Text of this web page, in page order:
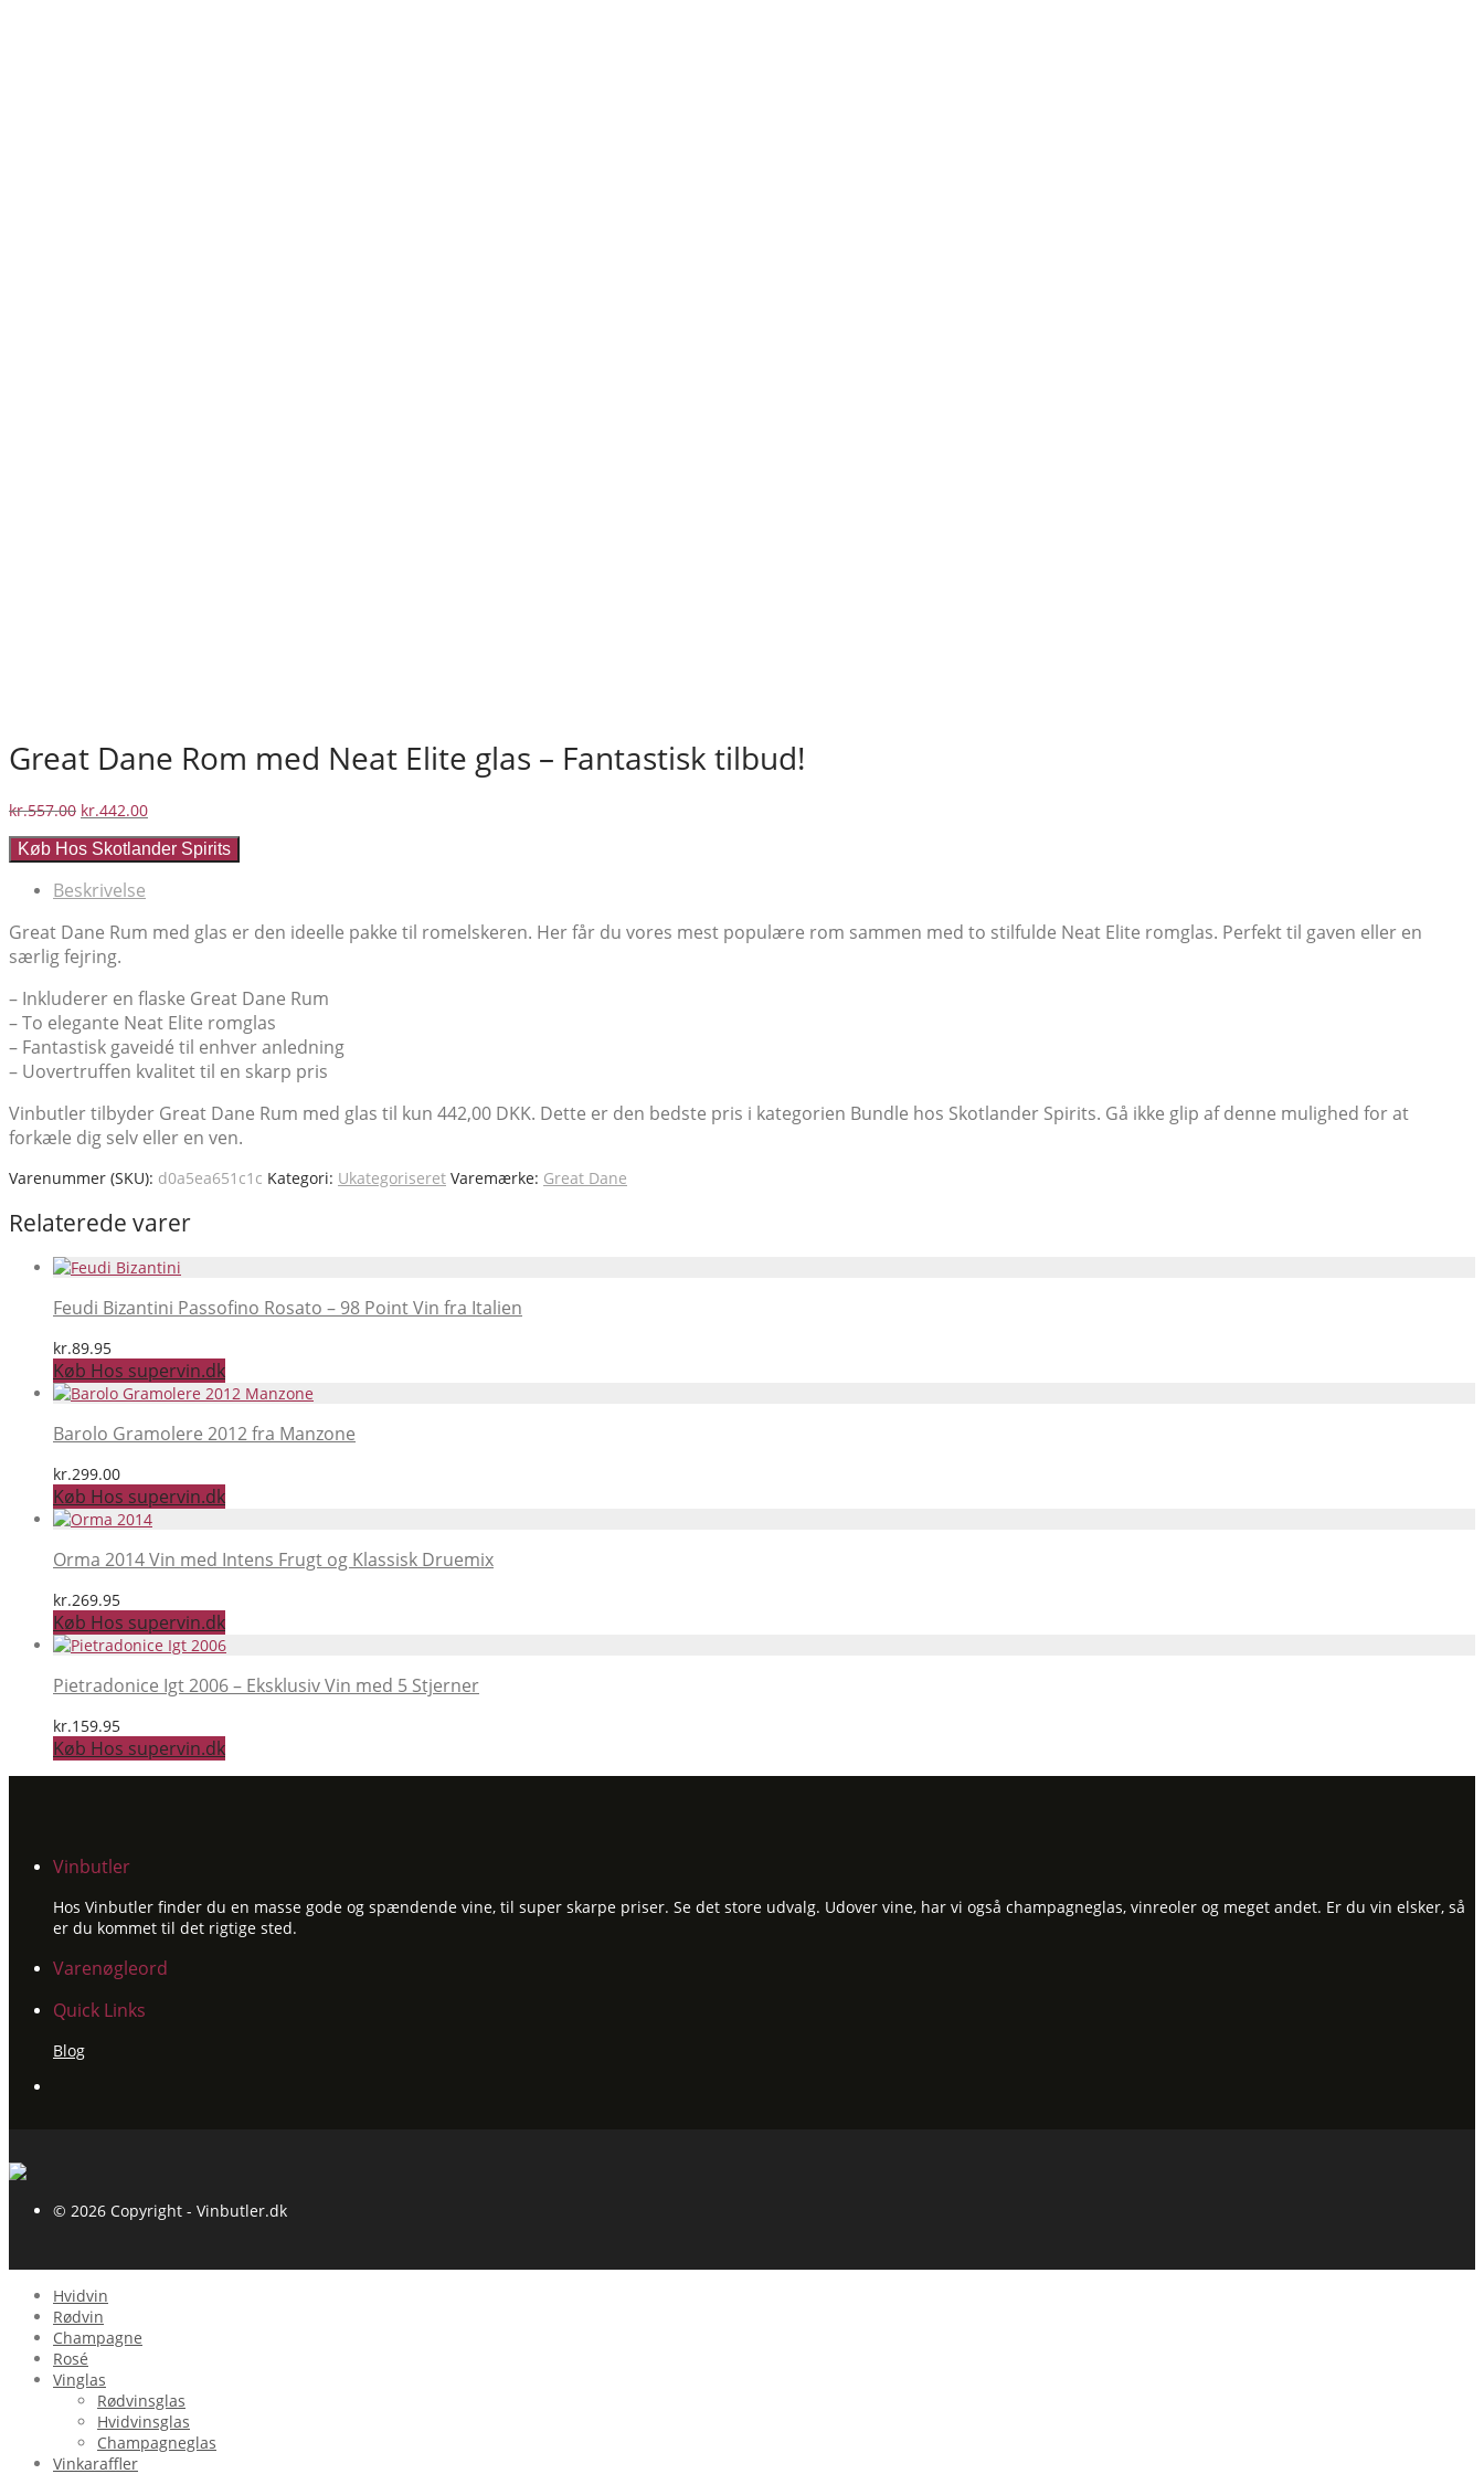
Great Dane Rom med Neat Elite glas – Fantastisk tilbud!
kr.557.00 Den
pris
kr.557.00.
kr.442.00Den
pris
Køb Hos Skotlander Spirits
Beskrivelse
Great Dane Rum med glas er den ideelle pakke til romelskeren. Her får du vores mest populære rom sammen med to stilfulde Neat Elite romglas. Perfekt til gaven eller en
særlig fejring.
– Inkluderer en flaske Great Dane Rum
– To elegante Neat Elite romglas
– Fantastisk gaveidé til enhver anledning
– Uovertruffen kvalitet til en skarp pris
Vinbutler tilbyder Great Dane Rum med glas til kun 442,00 DKK. Dette er den bedste pris i kategorien Bundle hos Skotlander Spirits. Gå ikke glip af denne mulighed for at
forkæle dig selv eller en ven.
Varenummer (SKU): d0a5ea651c1c Kategori: Ukategoriseret Varemærke: Great Dane
Relaterede varer
Feudi Bizantini Passofino Rosato – 98 Point Vin fra Italien
kr.89.95
Køb Hos supervin.dk
Barolo Gramolere 2012 fra Manzone
kr.299.00
Køb Hos supervin.dk
Orma 2014 Vin med Intens Frugt og Klassisk Druemix
kr.269.95
Køb Hos supervin.dk
Pietradonice Igt 2006 – Eksklusiv Vin med 5 Stjerner
kr.159.95
Køb Hos supervin.dk
Vinbutler
Hos Vinbutler finder du en masse gode og spændende vine, til super skarpe priser. Se det store udvalg. Udover vine, har vi også champagneglas, vinreoler og meget andet. Er du vin elsker, så
er du kommet til det rigtige sted.
Varenøgleord
Quick Links
Blog
© 2026 Copyright - Vinbutler.dk
Hvidvin
Rødvin
Champagne
Rosé
Vinglas
Rødvinsglas
Hvidvinsglas
Champagneglas
Vinkaraffler